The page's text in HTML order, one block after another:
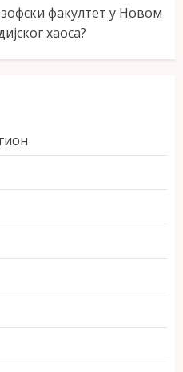
факултет у Новом
хаоса?